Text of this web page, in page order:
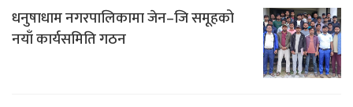
धनुषाधाम नगरपालिकामा जेन–जि समूहको
नयाँ कार्यसमिति गठन